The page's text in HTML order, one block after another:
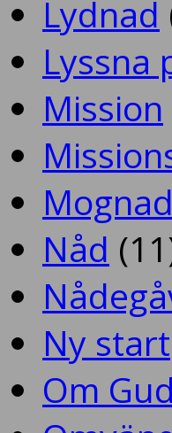
Lydnad
Lyssna
Mission
Mognad
Nåd
Ny start
Om Gud